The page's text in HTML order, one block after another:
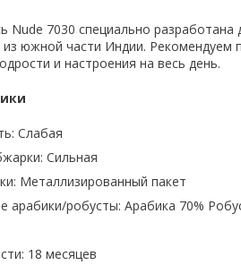
оборудование
Nude 7030 специально
из южной части Индии. Рекомендуем
и настроения на весь день.
Слабая
Сильная
Металлизированный пакет
арабики/робусты: Арабика 70%
18 месяцев